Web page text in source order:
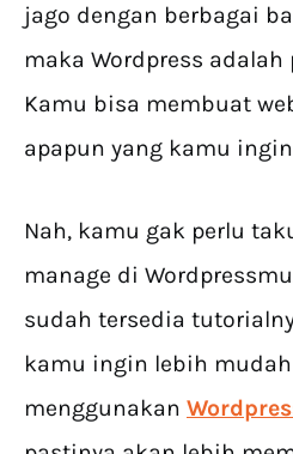
jago dengan berbagai
maka Wordpress
Kamu bisa membuat
apapun yang kamu
Nah, kamu gak perlu
manage di
sudah tersedia
kamu ingin lebih
menggunakan